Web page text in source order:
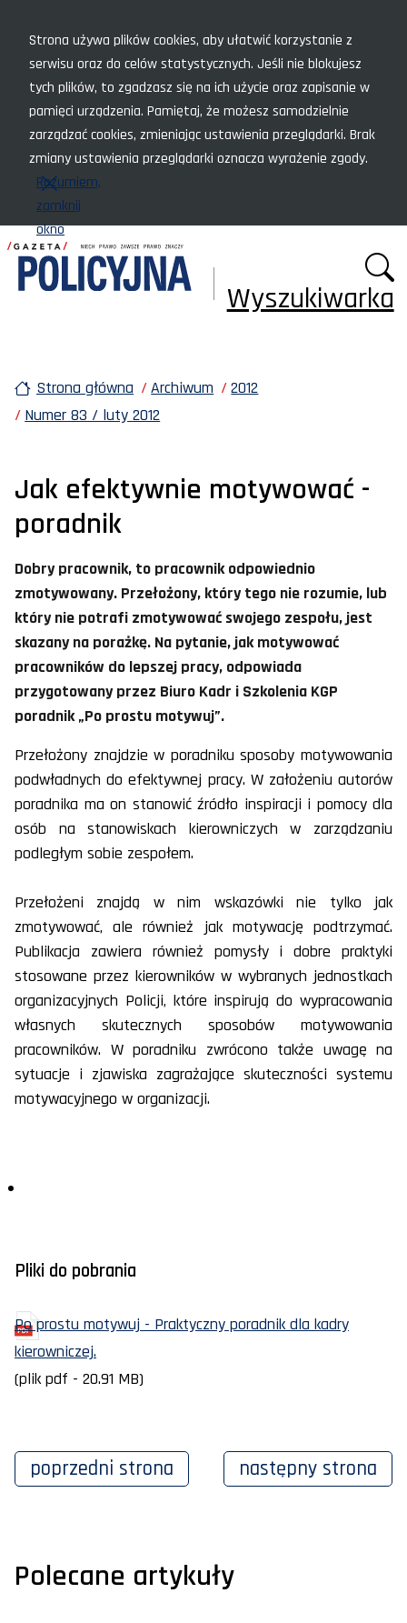
Strona używa plików cookies, aby ułatwić korzystanie z
serwisu oraz do celów statystycznych. Jeśli nie blokujesz
tych plików, to zgadzasz się na ich użycie oraz zapisanie w
pamięci urządzenia. Pamiętaj, że możesz samodzielnie
zarządzać cookies, zmieniając ustawienia przeglądarki. Brak
zmiany ustawienia przeglądarki oznacza wyrażenie zgody.
Rozumiem,
zamknij
okno
Wyszukiwarka
Strona główna Archiwum
2012
Numer 83 / luty 2012
Jak efektywnie motywować -
poradnik
Dobry pracownik, to pracownik odpowiednio
zmotywowany. Przełożony, który tego nie rozumie, lub
który nie potrafi zmotywować swojego zespołu, jest
skazany na porażkę. Na pytanie, jak motywować
pracowników do lepszej pracy, odpowiada
przygotowany przez Biuro Kadr i Szkolenia KGP
poradnik „Po prostu motywuj”.
Przełożony znajdzie w poradniku sposoby motywowania
podwładnych do efektywnej pracy. W założeniu autorów
poradnika ma on stanowić źródło inspiracji i pomocy dla
osób na stanowiskach kierowniczych w zarządzaniu
podległym sobie zespołem.
Przełożeni znajdą w nim wskazówki nie tylko jak
zmotywować, ale również jak motywację podtrzymać.
Publikacja zawiera również pomysły i dobre praktyki
stosowane przez kierowników w wybranych jednostkach
organizacyjnych Policji, które inspirują do wypracowania
własnych skutecznych sposobów motywowania
pracowników. W poradniku zwrócono także uwagę na
sytuacje i zjawiska zagrażające skuteczności systemu
motywacyjnego w organizacji.
Pliki do pobrania
Po prostu motywuj - Praktyczny poradnik dla kadry
kierowniczej.
(plik pdf - 20.91 MB)
poprzedni strona następny strona
Polecane artykuły